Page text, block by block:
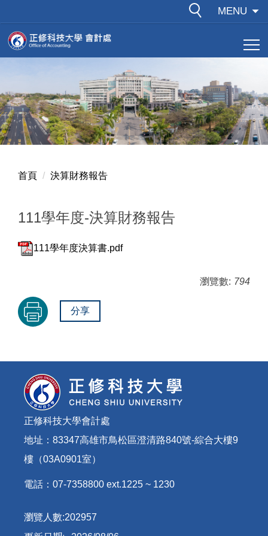
到
主
要
區
MENU
首頁 決算財務報告
111學年度-決算財務報告
111學年度決算書.pdf
瀏覽數: 794
分享
正修科技大學會計處
地址：83347高雄市鳥松區澄清路840號-綜合大樓9
樓（03A0901室）
電話：07-7358800 ext.1225 ~ 1230
瀏覽人數:202957